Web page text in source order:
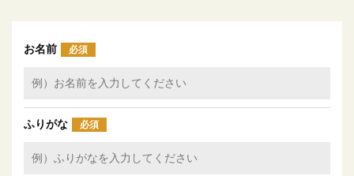
お名前 必須
ふりがな 必須